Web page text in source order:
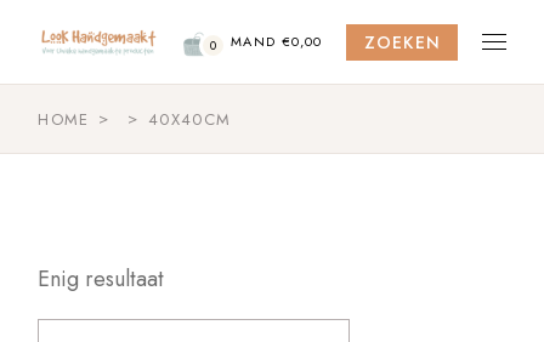
content
0 MAND €0,00 ZOEKEN
HOME 40X40CM
Enig resultaat